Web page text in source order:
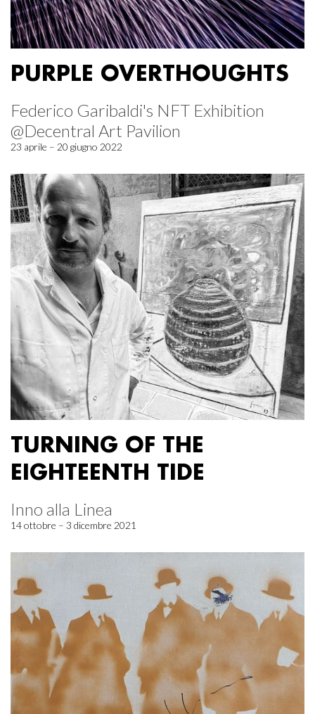
PURPLE OVERTHOUGHTS
Federico Garibaldi's NFT Exhibition
@Decentral Art Pavilion
23 aprile – 20 giugno 2022
TURNING OF THE
EIGHTEENTH TIDE
Inno alla Linea
14 ottobre – 3 dicembre 2021